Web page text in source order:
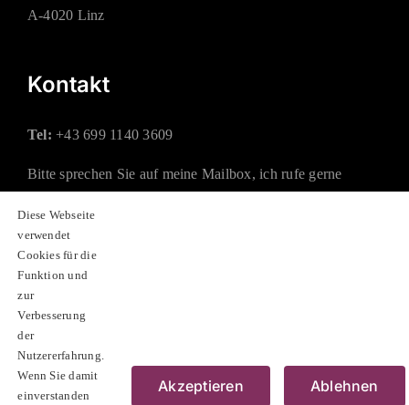
A-4020 Linz
Kontakt
Tel: +43 699 1140 3609
Bitte sprechen Sie auf meine Mailbox, ich rufe gerne
Mail: office@rauchberger.at
Soziale Netzwerke
Diese Webseite
verwendet
Cookies für die
Funktion und
zur
Verbesserung
der
Nutzererfahrung.
Wenn Sie damit
einverstanden
Akzeptieren Ablehnen